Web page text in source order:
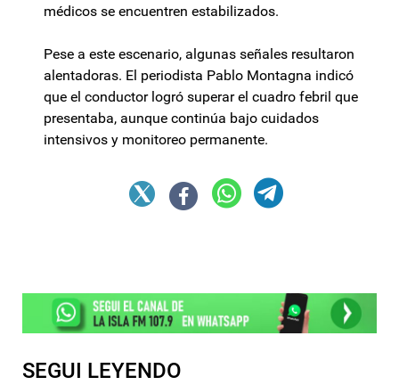
médicos se encuentren estabilizados.
Pese a este escenario, algunas señales resultaron
alentadoras. El periodista Pablo Montagna indicó
que el conductor logró superar el cuadro febril que
presentaba, aunque continúa bajo cuidados
intensivos y monitoreo permanente.
SEGUI LEYENDO